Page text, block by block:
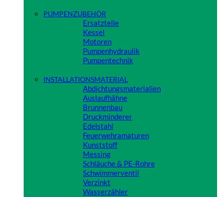
PUMPENZUBEHÖR
Ersatzteile
Kessel
Motoren
Pumpenhydraulik
Pumpentechnik
INSTALLATIONSMATERIAL
Abdichtungsmaterialien
Auslaufhähne
Brunnenbau
Druckminderer
Edelstahl
Feuerwehramaturen
Kunststoff
Messing
Schläuche & PE-Rohre
Schwimmerventil
Verzinkt
Wasserzähler